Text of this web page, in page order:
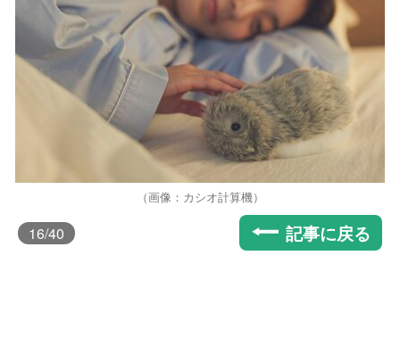
（画像：カシオ計算機）
16/40 記事に戻る